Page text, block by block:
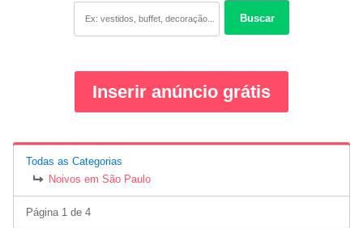
Buscar
Inserir anúncio grátis
Todas as Categorias
Noivos em São Paulo
Página 1 de 4